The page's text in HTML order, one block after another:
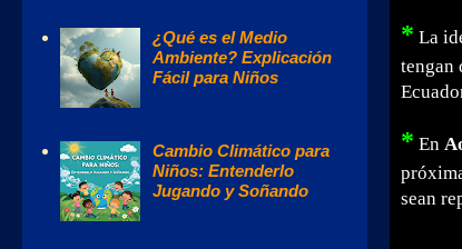
* La
tengan
* En
sean
¿Qué es el Medio
Ambiente? Explicación
Fácil para Niños
Cambio Climático para
Niños: Entenderlo
Jugando y Soñando